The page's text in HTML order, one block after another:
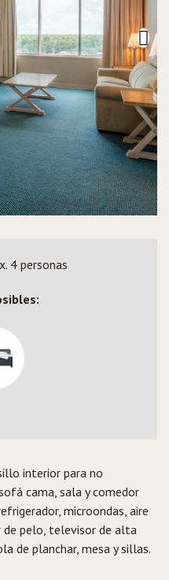
4 personas
interior para no
cama, sala y comedor
microondas, aire
de pelo, televisor de alta
de planchar, mesa y sillas.